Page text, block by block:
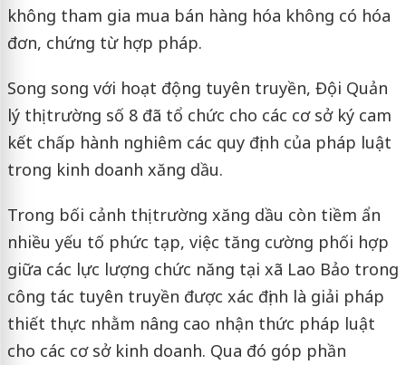
không tham gia mua bán hàng hóa không có hóa
đơn, chứng từ hợp pháp.
Song song với hoạt động tuyên truyền, Đội Quản
lý thị trường số 8 đã tổ chức cho các cơ sở ký cam
kết chấp hành nghiêm các quy định của pháp luật
trong kinh doanh xăng dầu.
Trong bối cảnh thị trường xăng dầu còn tiềm ẩn
nhiều yếu tố phức tạp, việc tăng cường phối hợp
giữa các lực lượng chức năng tại xã Lao Bảo trong
công tác tuyên truyền được xác định là giải pháp
thiết thực nhằm nâng cao nhận thức pháp luật
cho các cơ sở kinh doanh. Qua đó góp phần